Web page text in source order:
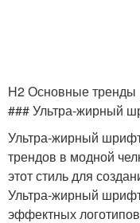
H2 Основные тренды
### Ультра-жирный
Ультра-жирный
трендов в модной
этот стиль для
Ультра-жирный
эффектных